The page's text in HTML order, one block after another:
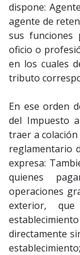
dispone:
agente de
sus funciones
oficio o
en los cuales
tributo
En ese orden
del Impuesto
traer a colación
reglamentario
expresa:
quienes
operaciones
exterior,
directamente